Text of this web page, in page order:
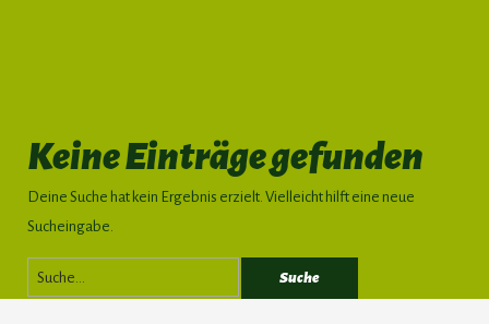
Keine Einträge gefunden
Deine Suche hat kein Ergebnis erzielt. Vielleicht hilft eine neue
Sucheingabe.